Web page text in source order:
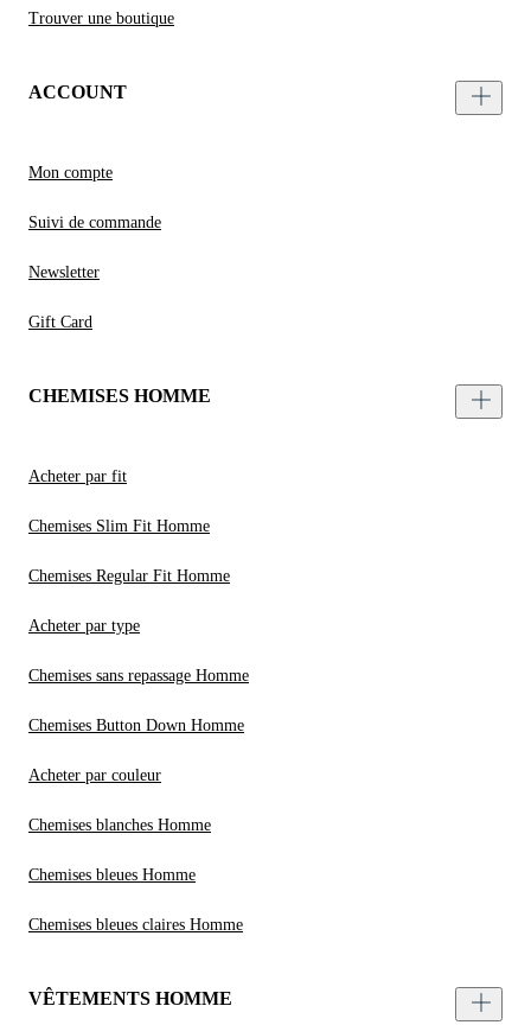
Trouver une boutique
ACCOUNT
Mon compte
Suivi de commande
Newsletter
Gift Card
CHEMISES HOMME
Acheter par fit
Chemises Slim Fit Homme
Chemises Regular Fit Homme
Acheter par type
Chemises sans repassage Homme
Chemises Button Down Homme
Acheter par couleur
Chemises blanches Homme
Chemises bleues Homme
Chemises bleues claires Homme
VÊTEMENTS HOMME